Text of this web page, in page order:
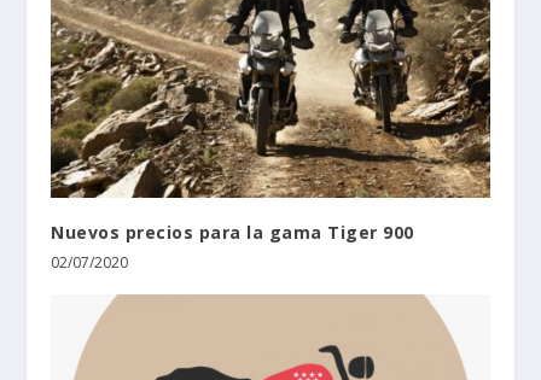
Nuevos precios para la gama Tiger 900
02/07/2020